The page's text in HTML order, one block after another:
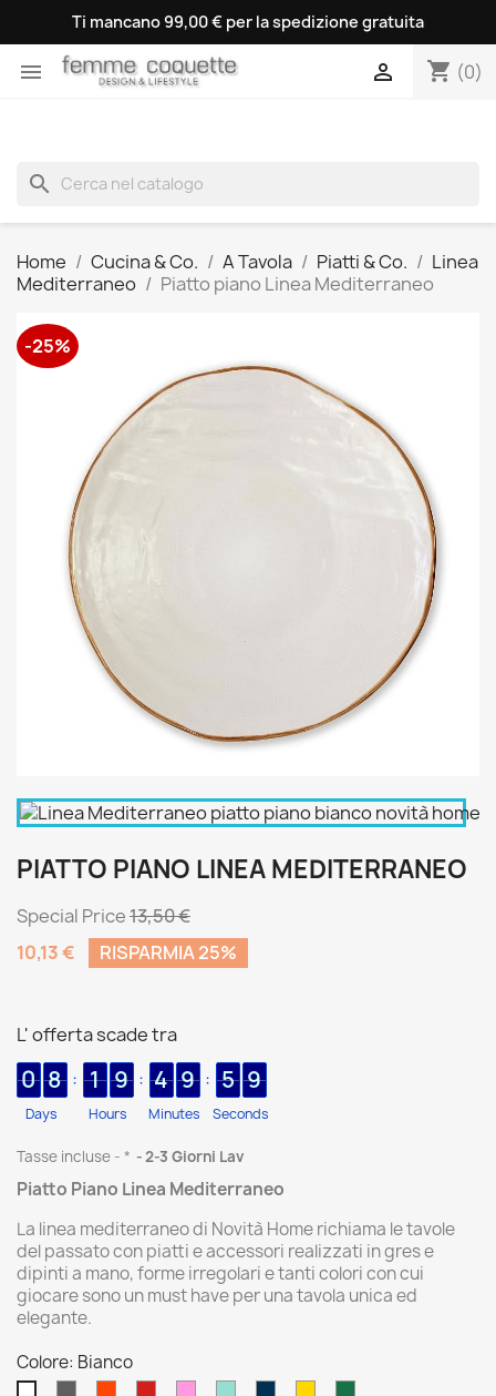
Ti mancano 99,00 € per la spedizione gratuita
 shopping_cart (0)

search
Home Cucina & Co. A Tavola Piatti & Co.
Linea
Mediterraneo
Piatto piano Linea Mediterraneo
-25%
PIATTO PIANO LINEA MEDITERRANEO
Special Price13,50 €
10,13 €
RISPARMIA 25%
L' offerta scade tra
0 8
Days
: 1 9
Hours
: 4 9
Minutes
: 5 8
Seconds
Tasse incluse * 2-3 Giorni Lav
Piatto Piano Linea Mediterraneo
La linea mediterraneo di Novità Home richiama le tavole
del passato con piatti e accessori realizzati in gres e
dipinti a mano, forme irregolari e tanti colori con cui
giocare sono un must have per una tavola unica ed
elegante.
Colore: Bianco